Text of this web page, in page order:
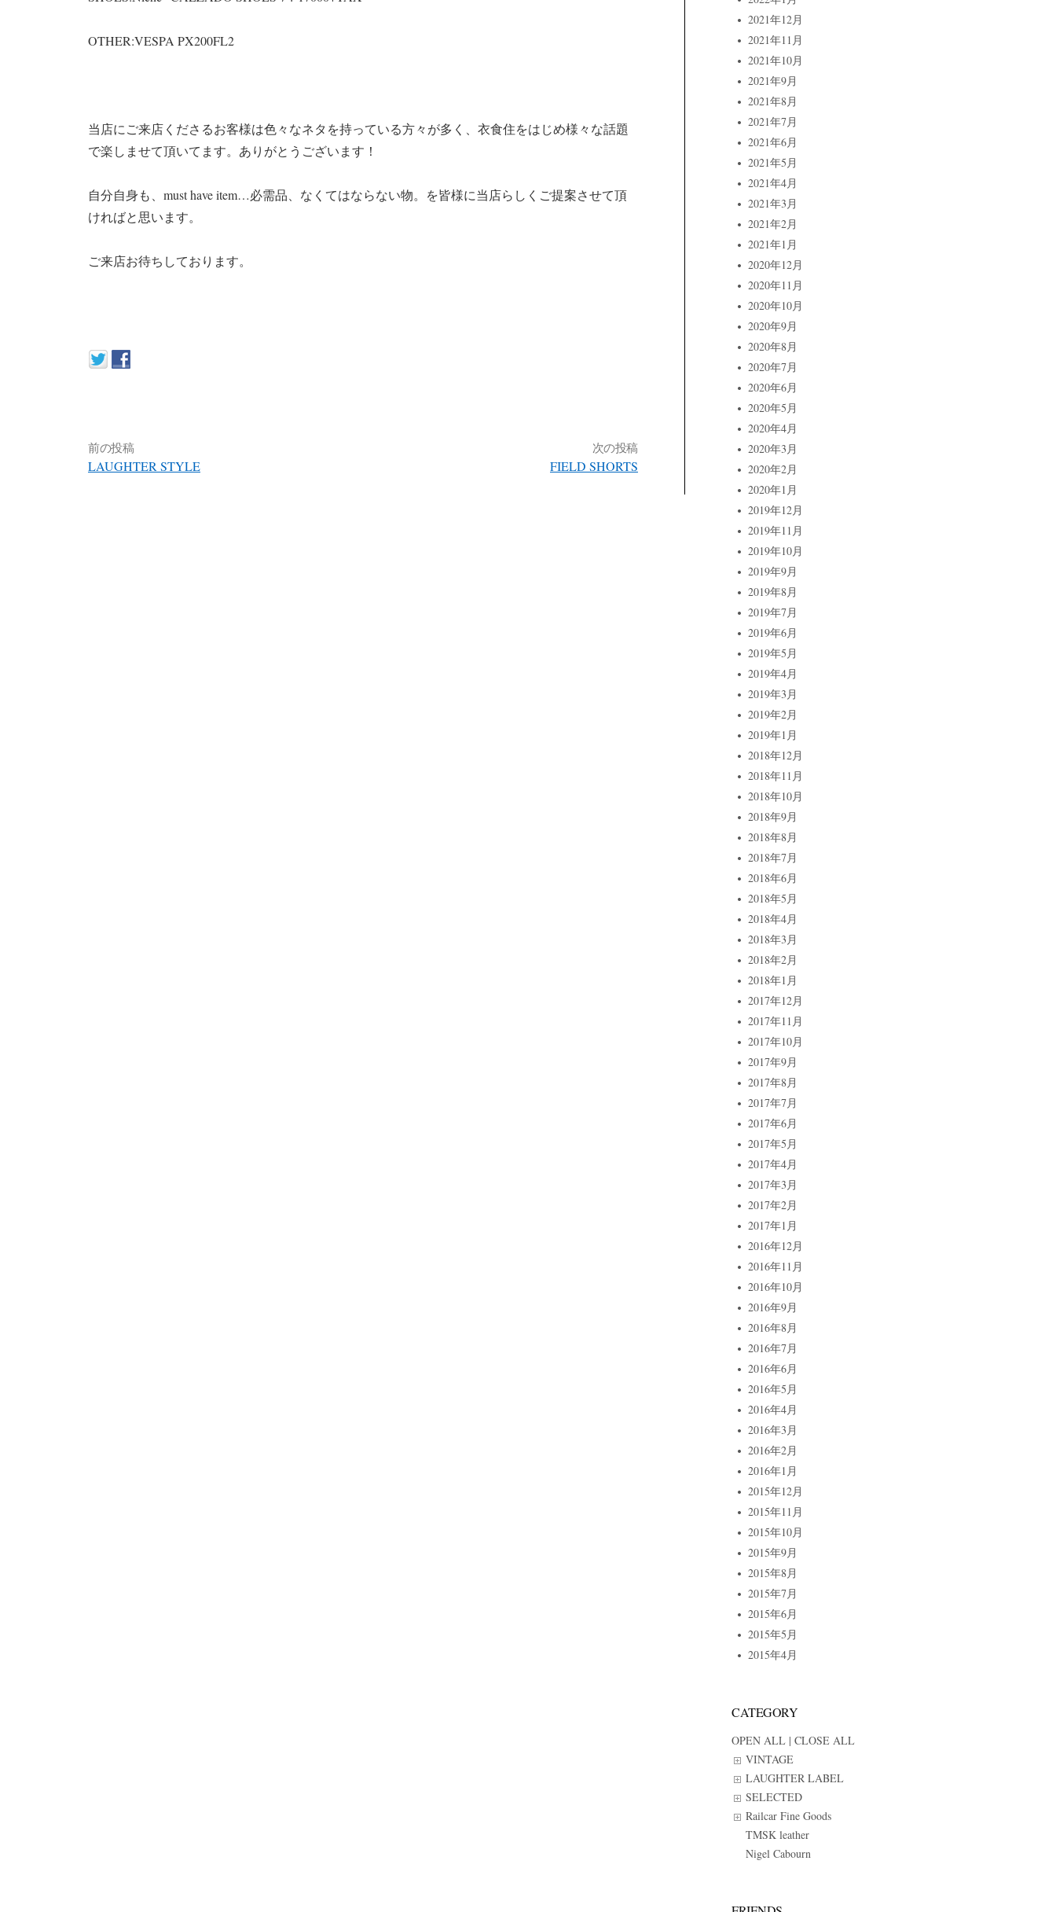
OTHER:VESPA PX200FL2
当店にご来店くださるお客様は色々なネタを持っている方々が多く、衣食住をはじめ様々な話題
で楽しませて頂いてます。ありがとうございます！
自分自身も、must have item…必需品、なくてはならない物。を皆様に当店らしくご提案させて頂
ければと思います。
ご来店お待ちしております。
前の投稿
LAUGHTER STYLE
次の投稿
FIELD SHORTS
2021年12月
2021年11月
2021年10月
2021年9月
2021年8月
2021年7月
2021年6月
2021年5月
2021年4月
2021年3月
2021年2月
2021年1月
2020年12月
2020年11月
2020年10月
2020年9月
2020年8月
2020年7月
2020年6月
2020年5月
2020年4月
2020年3月
2020年2月
2020年1月
2019年12月
2019年11月
2019年10月
2019年9月
2019年8月
2019年7月
2019年6月
2019年5月
2019年4月
2019年3月
2019年2月
2019年1月
2018年12月
2018年11月
2018年10月
2018年9月
2018年8月
2018年7月
2018年6月
2018年5月
2018年4月
2018年3月
2018年2月
2018年1月
2017年12月
2017年11月
2017年10月
2017年9月
2017年8月
2017年7月
2017年6月
2017年5月
2017年4月
2017年3月
2017年2月
2017年1月
2016年12月
2016年11月
2016年10月
2016年9月
2016年8月
2016年7月
2016年6月
2016年5月
2016年4月
2016年3月
2016年2月
2016年1月
2015年12月
2015年11月
2015年10月
2015年9月
2015年8月
2015年7月
2015年6月
2015年5月
2015年4月
CATEGORY
OPEN ALL | CLOSE ALL
VINTAGE
LAUGHTER LABEL
SELECTED
Railcar Fine Goods
TMSK leather
Nigel Cabourn